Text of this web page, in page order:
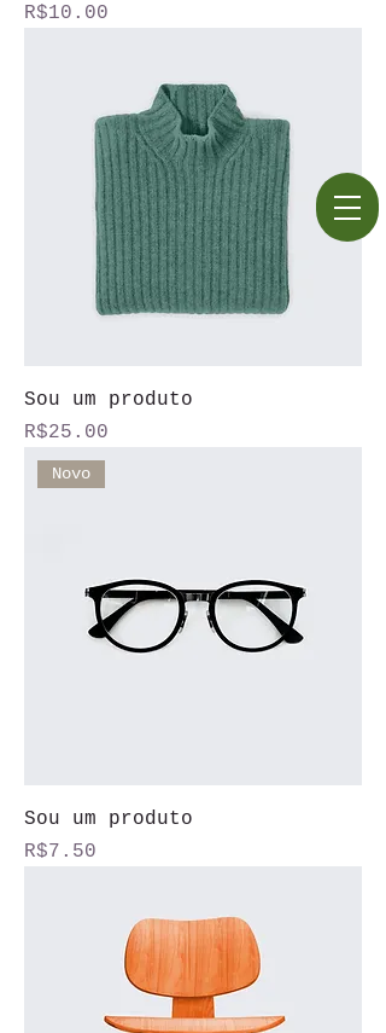
Price
R$10.00
Sou um produto
Price
R$25.00
Novo
Sou um produto
Price
R$7.50